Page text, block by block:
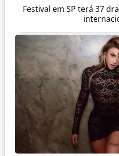
Festival em SP terá 37